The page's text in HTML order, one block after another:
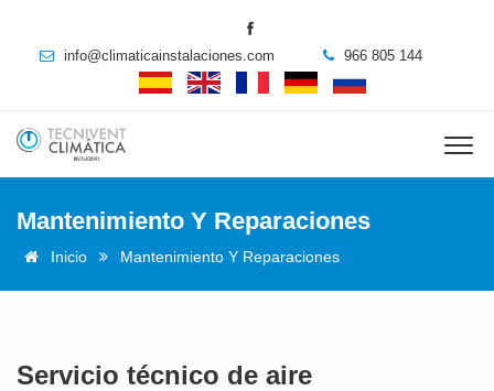
info@climaticainstalaciones.com 966 805 144
Mantenimiento Y Reparaciones
Inicio Mantenimiento Y Reparaciones
Servicio técnico de aire